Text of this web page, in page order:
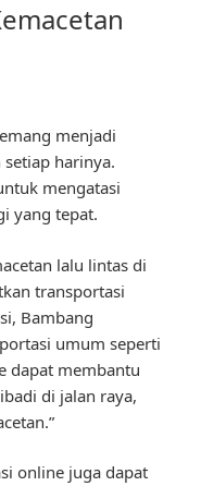
menjadi
harinya.
mengatasi
yang tepat.
lalu lintas di
transportasi
Bambang
umum seperti
dapat membantu
di jalan raya,
online juga dapat